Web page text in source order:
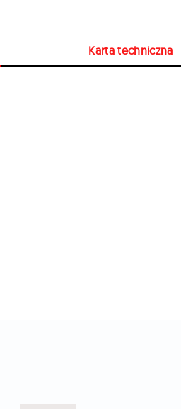
Karta techniczna